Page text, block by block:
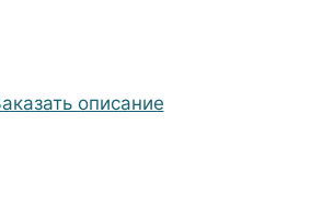
описание